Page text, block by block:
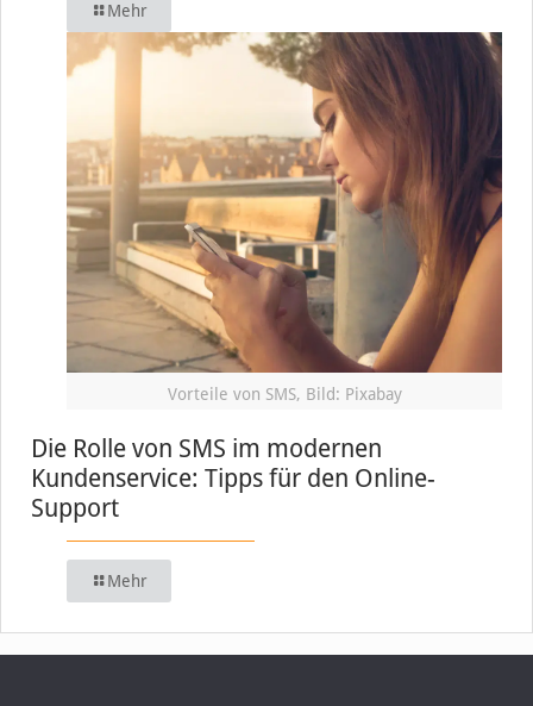
Mehr
Vorteile von SMS, Bild: Pixabay
Die Rolle von SMS im modernen
Kundenservice: Tipps für den Online-
Support
Mehr